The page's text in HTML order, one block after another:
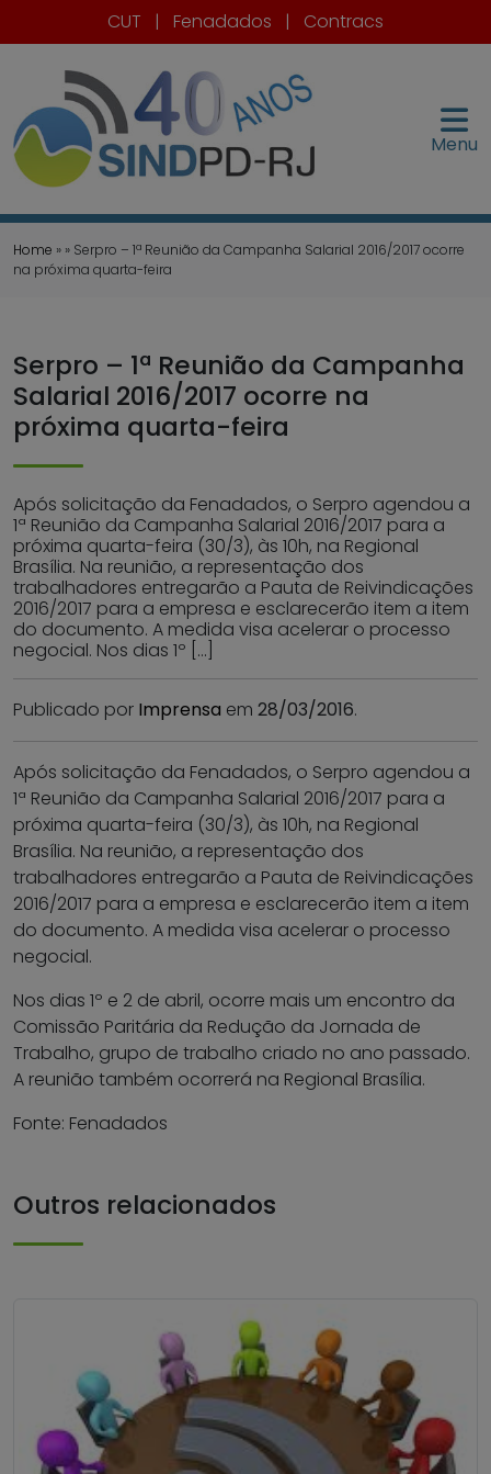
CUT | Fenadados | Contracs
Menu
Home » » Serpro – 1ª Reunião da Campanha Salarial 2016/2017 ocorre
na próxima quarta-feira
Serpro – 1ª Reunião da Campanha
Salarial 2016/2017 ocorre na
próxima quarta-feira
Após solicitação da Fenadados, o Serpro agendou a
1ª Reunião da Campanha Salarial 2016/2017 para a
próxima quarta-feira (30/3), às 10h, na Regional
Brasília. Na reunião, a representação dos
trabalhadores entregarão a Pauta de Reivindicações
2016/2017 para a empresa e esclarecerão item a item
do documento. A medida visa acelerar o processo
negocial. Nos dias 1º […]
Publicado por Imprensa em 28/03/2016.
Após solicitação da Fenadados, o Serpro agendou a
1ª Reunião da Campanha Salarial 2016/2017 para a
próxima quarta-feira (30/3), às 10h, na Regional
Brasília. Na reunião, a representação dos
trabalhadores entregarão a Pauta de Reivindicações
2016/2017 para a empresa e esclarecerão item a item
do documento. A medida visa acelerar o processo
negocial.
Nos dias 1º e 2 de abril, ocorre mais um encontro da
Comissão Paritária da Redução da Jornada de
Trabalho, grupo de trabalho criado no ano passado.
A reunião também ocorrerá na Regional Brasília.
Fonte: Fenadados
Outros relacionados